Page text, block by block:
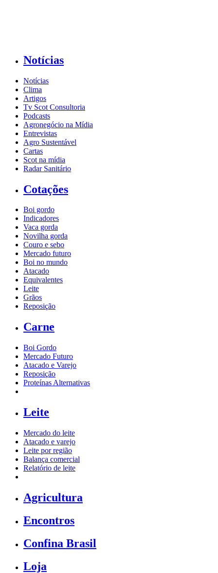
Notícias
Notícias
Clima
Artigos
Tv Scot Consultoria
Podcasts
Agronegócio na Mídia
Entrevistas
Agro Sustentável
Cartas
Scot na mídia
Radar Sanitário
Cotações
Boi gordo
Indicadores
Vaca gorda
Novilha gorda
Couro e sebo
Mercado futuro
Boi no mundo
Atacado
Equivalentes
Leite
Grãos
Reposição
Carne
Boi Gordo
Mercado Futuro
Atacado e Varejo
Reposição
Proteínas Alternativas
Leite
Mercado do leite
Atacado e varejo
Leite por região
Balança comercial
Relatório de leite
Agricultura
Encontros
Confina Brasil
Loja